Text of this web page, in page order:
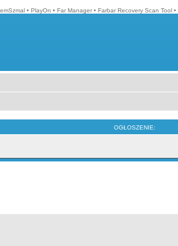
emSzmal • PlayOn • Far Manager • Farbar Recovery Scan Tool •
OGŁOSZENIE: